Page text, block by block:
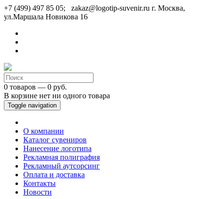
+7 (499) 497 85 05; zakaz@logotip-suvenir.ru г. Москва,
ул.Маршала Новикова 16
0 товаров — 0 руб.
В корзине нет ни одного товара
Toggle navigation
О компании
Каталог сувениров
Нанесение логотипа
Рекламная полиграфия
Рекламный аутсорсинг
Оплата и доставка
Контакты
Новости